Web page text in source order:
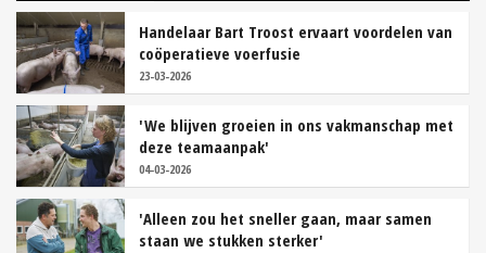
Handelaar Bart Troost ervaart voordelen van
coöperatieve voerfusie
23-03-2026
'We blijven groeien in ons vakmanschap met
deze teamaanpak'
04-03-2026
'Alleen zou het sneller gaan, maar samen
staan we stukken sterker'